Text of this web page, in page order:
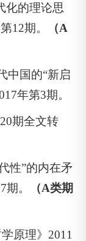
化的理论思
12期。
（A
中国的“新启
年第3期。
期全文转
性”的内在矛
。
（A类期
原理》2011